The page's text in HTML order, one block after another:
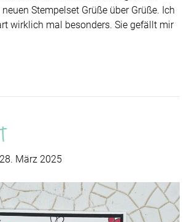
Stempelset Grüße über Grüße. Ich
wirklich mal besonders. Sie gefällt mir
28. März 2025